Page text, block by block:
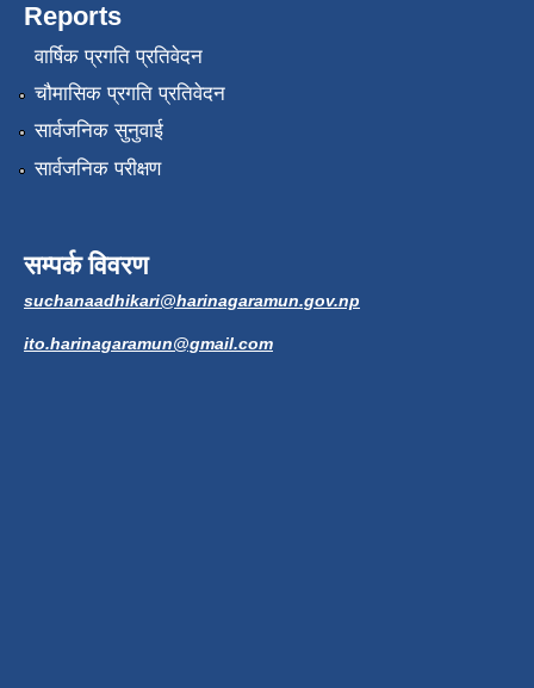
Reports
वार्षिक प्रगति प्रतिवेदन
चौमासिक प्रगति प्रतिवेदन
सार्वजनिक सुनुवाई
सार्वजनिक परीक्षण
सम्पर्क विवरण
suchanaadhikari@harinagaramun.gov.np
ito.harinagaramun@gmail.com